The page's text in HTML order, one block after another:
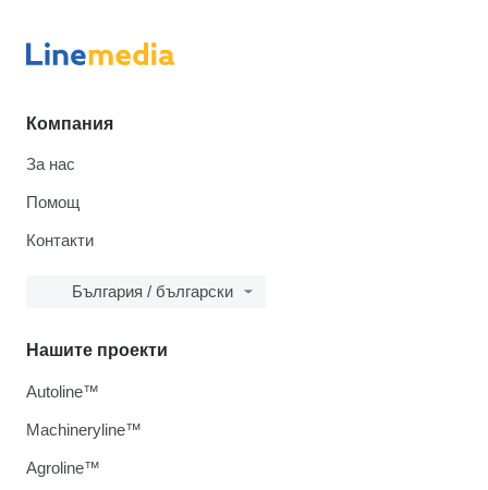
Компания
За нас
Помощ
Контакти
България / български
Нашите проекти
Autoline™
Machineryline™
Agroline™